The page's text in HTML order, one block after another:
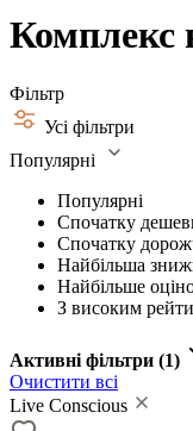
Комплекс
Фільтр
Усі фільтри
Популярні
Популярні
Спочатку
Спочатку
Найбільша
Найбільше
З високим
Активні фільтри (1)
Очистити всі
Live Conscious